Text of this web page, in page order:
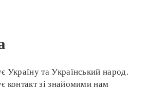
Україну та Український народ.
контакт зі знайомими нам